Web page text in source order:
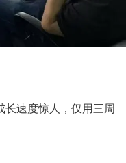
长速度惊人，仅用三周